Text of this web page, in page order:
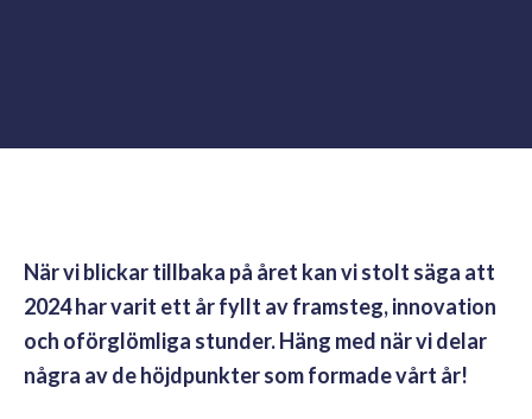
När vi blickar tillbaka på året kan vi stolt säga att
2024 har varit ett år fyllt av framsteg, innovation
och oförglömliga stunder. Häng med när vi delar
några av de höjdpunkter som formade vårt år!